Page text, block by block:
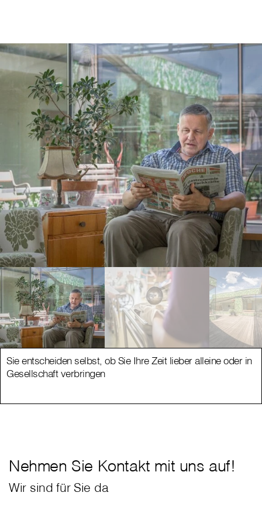
Sie entscheiden selbst, ob Sie Ihre Zeit lieber alleine oder in
Gesellschaft verbringen
Nehmen Sie Kontakt mit uns auf!
Wir sind für Sie da